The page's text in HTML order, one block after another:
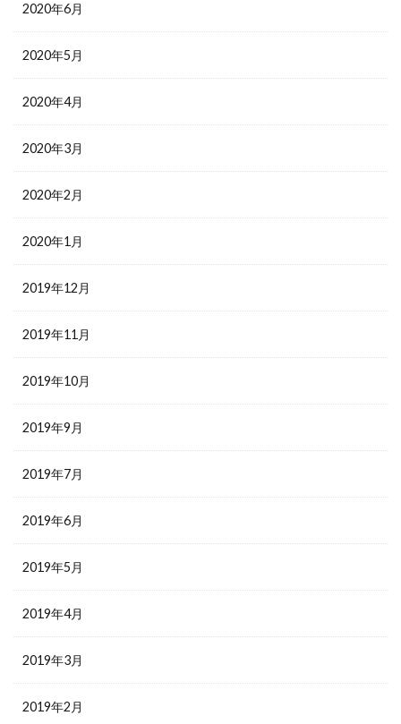
2020年6月
2020年5月
2020年4月
2020年3月
2020年2月
2020年1月
2019年12月
2019年11月
2019年10月
2019年9月
2019年7月
2019年6月
2019年5月
2019年4月
2019年3月
2019年2月